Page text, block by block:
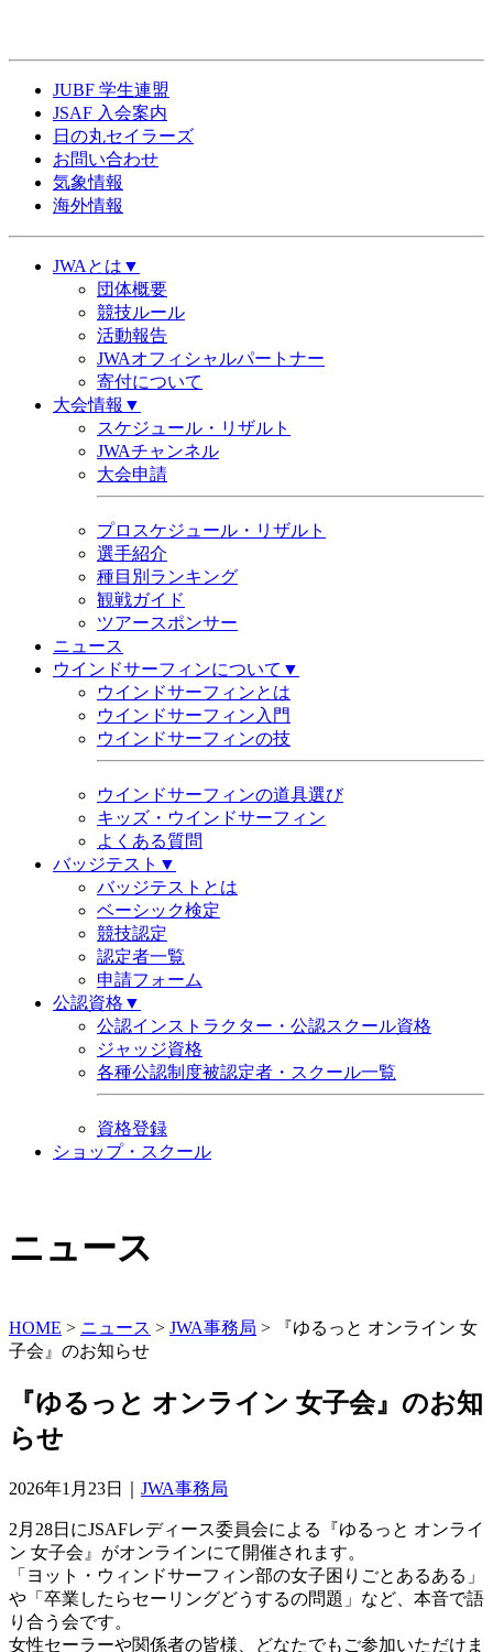
JUBF 学生連盟
JSAF 入会案内
日の丸セイラーズ
お問い合わせ
気象情報
海外情報
JWAとは▼
団体概要
競技ルール
活動報告
JWAオフィシャルパートナー
寄付について
大会情報▼
スケジュール・リザルト
JWAチャンネル
大会申請
プロスケジュール・リザルト
選手紹介
種目別ランキング
観戦ガイド
ツアースポンサー
ニュース
ウインドサーフィンについて▼
ウインドサーフィンとは
ウインドサーフィン入門
ウインドサーフィンの技
ウインドサーフィンの道具選び
キッズ・ウインドサーフィン
よくある質問
バッジテスト▼
バッジテストとは
ベーシック検定
競技認定
認定者一覧
申請フォーム
公認資格▼
公認インストラクター・公認スクール資格
ジャッジ資格
各種公認制度被認定者・スクール一覧
資格登録
ショップ・スクール
ニュース
HOME > ニュース > JWA事務局 >
『ゆるっと オンライン 女
子会』のお知らせ
『ゆるっと オンライン 女子会』のお知
らせ
2026年1月23日｜ JWA事務局
2月28日にJSAFレディース委員会による『ゆるっと オンライ
ン 女子会』がオンラインにて開催されます。
「ヨット・ウィンドサーフィン部の女子困りごとあるある」
や「卒業したらセーリングどうするの問題」など、本音で語
り合う会です。
女性セーラーや関係者の皆様、どなたでもご参加いただけま